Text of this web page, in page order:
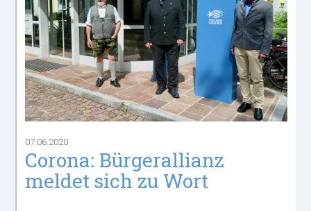
07.06.2020
Corona: Bürgerallianz
meldet sich zu Wort